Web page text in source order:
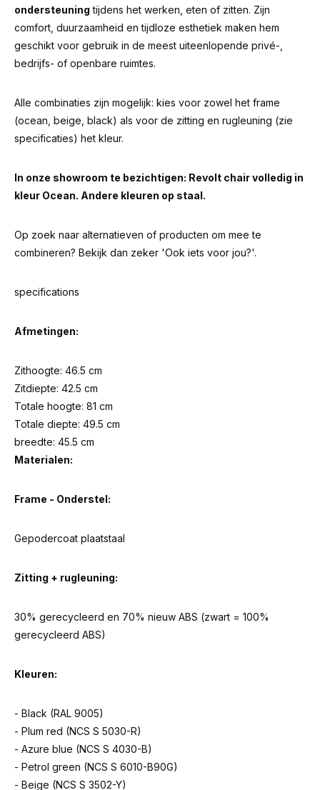
ondersteuning tijdens het werken, eten of zitten. Zijn
comfort, duurzaamheid en tijdloze esthetiek maken hem
geschikt voor gebruik in de meest uiteenlopende privé-,
bedrijfs- of openbare ruimtes.
Alle combinaties zijn mogelijk: kies voor zowel het frame
(ocean, beige, black) als voor de zitting en rugleuning (zie
specificaties) het kleur.
In onze showroom te bezichtigen: Revolt chair volledig in
kleur Ocean. Andere kleuren op staal.
Op zoek naar alternatieven of producten om mee te
combineren? Bekijk dan zeker 'Ook iets voor jou?'.
specifications
Afmetingen:
Zithoogte: 46.5 cm
Zitdiepte: 42.5 cm
Totale hoogte: 81 cm
Totale diepte: 49.5 cm
breedte: 45.5 cm
Materialen:
Frame - Onderstel:
Gepodercoat plaatstaal
Zitting + rugleuning:
30% gerecycleerd en 70% nieuw ABS (zwart = 100%
gerecycleerd ABS)
Kleuren:
- Black (RAL 9005)
- Plum red (NCS S 5030-R)
- Azure blue (NCS S 4030-B)
- Petrol green (NCS S 6010-B90G)
- Beige (NCS S 3502-Y)